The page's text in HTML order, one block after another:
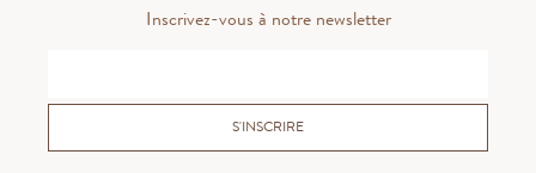
Inscrivez-vous à notre newsletter
S'INSCRIRE